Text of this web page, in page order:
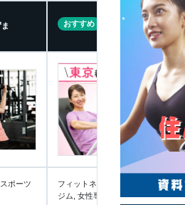
おすすめ カーブス 曳舟
ポーツ
フィットネスジム・スポーツ
ジム, 女性専用